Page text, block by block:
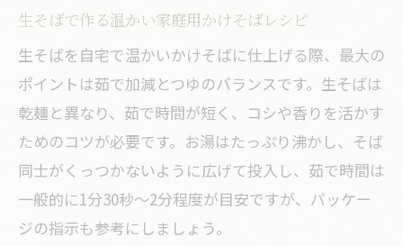
生そばで作る温かい家庭用かけそばレシピ
生そばを自宅で温かいかけそばに仕上げる際、最大の
ポイントは茹で加減とつゆのバランスです。生そばは
乾麺と異なり、茹で時間が短く、コシや香りを活かす
ためのコツが必要です。お湯はたっぷり沸かし、そば
同士がくっつかないように広げて投入し、茹で時間は
一般的に1分30秒～2分程度が目安ですが、パッケー
ジの指示も参考にしましょう。